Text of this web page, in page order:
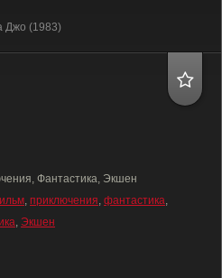
Джо (1983)
Фантастика, Экшен
, приключения, фантастика,
, Экшен